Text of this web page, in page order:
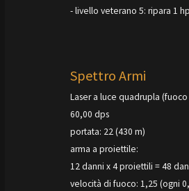
- livello veterano 5: ripara 1
Spettro Armi
Laser a luce quadrupla
60,00 dps
portata: 22 (430 m)
arma a proiettile:
12 danni x 4 proiettili = 48
velocità di fuoco: 1,25 (ogni